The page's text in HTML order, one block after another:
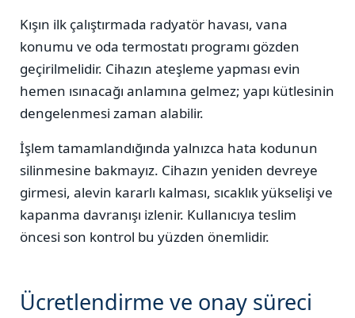
Kışın ilk çalıştırmada radyatör havası, vana
konumu ve oda termostatı programı gözden
geçirilmelidir. Cihazın ateşleme yapması evin
hemen ısınacağı anlamına gelmez; yapı kütlesinin
dengelenmesi zaman alabilir.
İşlem tamamlandığında yalnızca hata kodunun
silinmesine bakmayız. Cihazın yeniden devreye
girmesi, alevin kararlı kalması, sıcaklık yükselişi ve
kapanma davranışı izlenir. Kullanıcıya teslim
öncesi son kontrol bu yüzden önemlidir.
Ücretlendirme ve onay süreci